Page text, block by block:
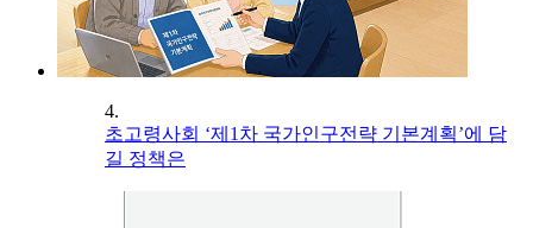
4.
초고령사회 ‘제1차 국가인구전략 기본계획’에 담
길 정책은